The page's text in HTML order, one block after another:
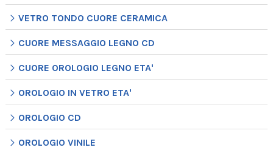
VETRO TONDO CUORE CERAMICA
CUORE MESSAGGIO LEGNO CD
CUORE OROLOGIO LEGNO ETA'
OROLOGIO IN VETRO ETA'
OROLOGIO CD
OROLOGIO VINILE